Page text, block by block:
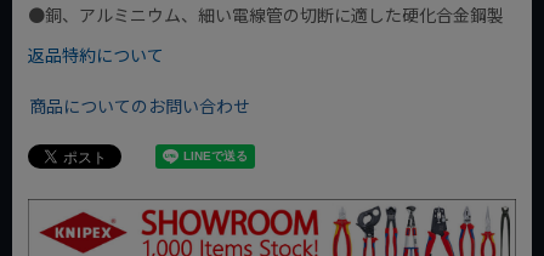
●銅、アルミニウム、細い電線管の切断に適した硬化合金鋼製
返品特約について
商品についてのお問い合わせ